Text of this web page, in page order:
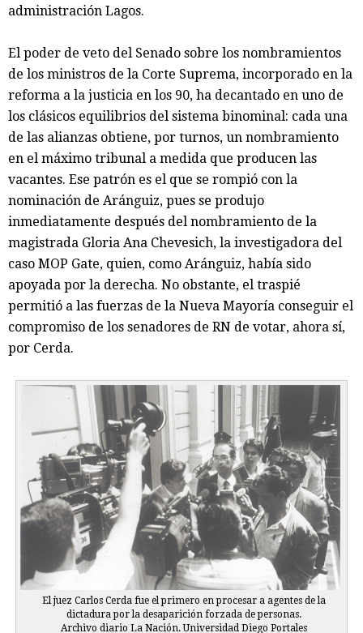
administración Lagos.
El poder de veto del Senado sobre los nombramientos
de los ministros de la Corte Suprema, incorporado en la
reforma a la justicia en los 90, ha decantado en uno de
los clásicos equilibrios del sistema binominal: cada una
de las alianzas obtiene, por turnos, un nombramiento
en el máximo tribunal a medida que producen las
vacantes. Ese patrón es el que se rompió con la
nominación de Aránguiz, pues se produjo
inmediatamente después del nombramiento de la
magistrada Gloria Ana Chevesich, la investigadora del
caso MOP Gate, quien, como Aránguiz, había sido
apoyada por la derecha. No obstante, el traspié
permitió a las fuerzas de la Nueva Mayoría conseguir el
compromiso de los senadores de RN de votar, ahora sí,
por Cerda.
El juez Carlos Cerda fue el primero en procesar a agentes de la
dictadura por la desaparición forzada de personas.
Archivo diario La Nación. Universidad Diego Portales